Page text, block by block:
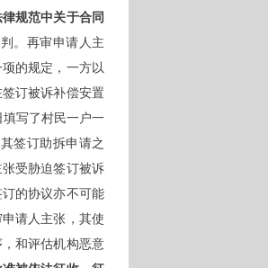
规范中关于合同
。再审申请人主
的规定，一方以
订被诉补偿安置
写了村民一户一
签订助拆申请之
受胁迫签订被诉
的协议亦不可能
请人主张，其使
和评估机构恶意